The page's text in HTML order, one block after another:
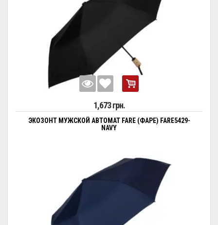
1,673 грн.
ЭКОЗОНТ МУЖСКОЙ АВТОМАТ FARE (ФАРЕ) FARE5429-
NAVY